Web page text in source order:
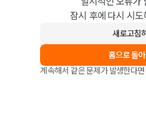
잠시 후에 다시 시
새로고침
홈으로 돌
계속해서 같은 문제가 발생한다면